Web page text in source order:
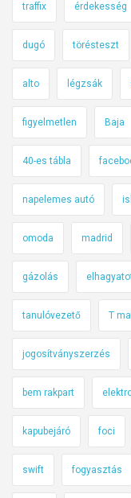
traffix érdekesség
dugó törésteszt
alto légzsák
figyelmetlen Baja
40-es tábla
napelemes autó
omoda madrid
gázolás
tanulóvezető T
jogosítványszerzés
bem rakpart
kapubejáró foci
swift fogyasztás